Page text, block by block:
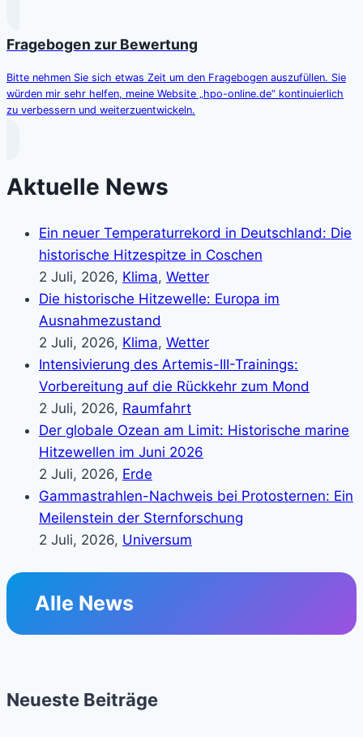
Fragebogen zur Bewertung
Bitte nehmen Sie sich etwas Zeit um den Fragebogen auszufüllen. Sie
würden mir sehr helfen, meine Website „hpo-online.de“ kontinuierlich
zu verbessern und weiterzuentwickeln.
Aktuelle News
Ein neuer Temperaturrekord in Deutschland: Die
historische Hitzespitze in Coschen
2 Juli, 2026, Klima, Wetter
Die historische Hitzewelle: Europa im
Ausnahmezustand
2 Juli, 2026, Klima, Wetter
Intensivierung des Artemis-III-Trainings:
Vorbereitung auf die Rückkehr zum Mond
2 Juli, 2026, Raumfahrt
Der globale Ozean am Limit: Historische marine
Hitzewellen im Juni 2026
2 Juli, 2026, Erde
Gammastrahlen-Nachweis bei Protosternen: Ein
Meilenstein der Sternforschung
2 Juli, 2026, Universum
Alle News
Neueste Beiträge